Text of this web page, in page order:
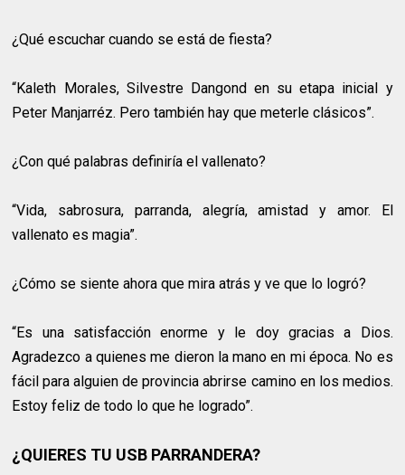
¿Qué escuchar cuando se está de fiesta?
“Kaleth Morales, Silvestre Dangond en su etapa inicial y
Peter Manjarréz. Pero también hay que meterle clásicos”.
¿Con qué palabras definiría el vallenato?
“Vida, sabrosura, parranda, alegría, amistad y amor. El
vallenato es magia”.
¿Cómo se siente ahora que mira atrás y ve que lo logró?
“Es una satisfacción enorme y le doy gracias a Dios.
Agradezco a quienes me dieron la mano en mi época. No es
fácil para alguien de provincia abrirse camino en los medios.
Estoy feliz de todo lo que he logrado”.
¿QUIERES TU USB PARRANDERA?